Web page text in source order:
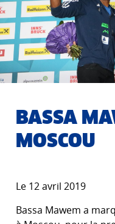
BASSA
MOSCOU
Le 12 avril 2019
Bassa Mawem a